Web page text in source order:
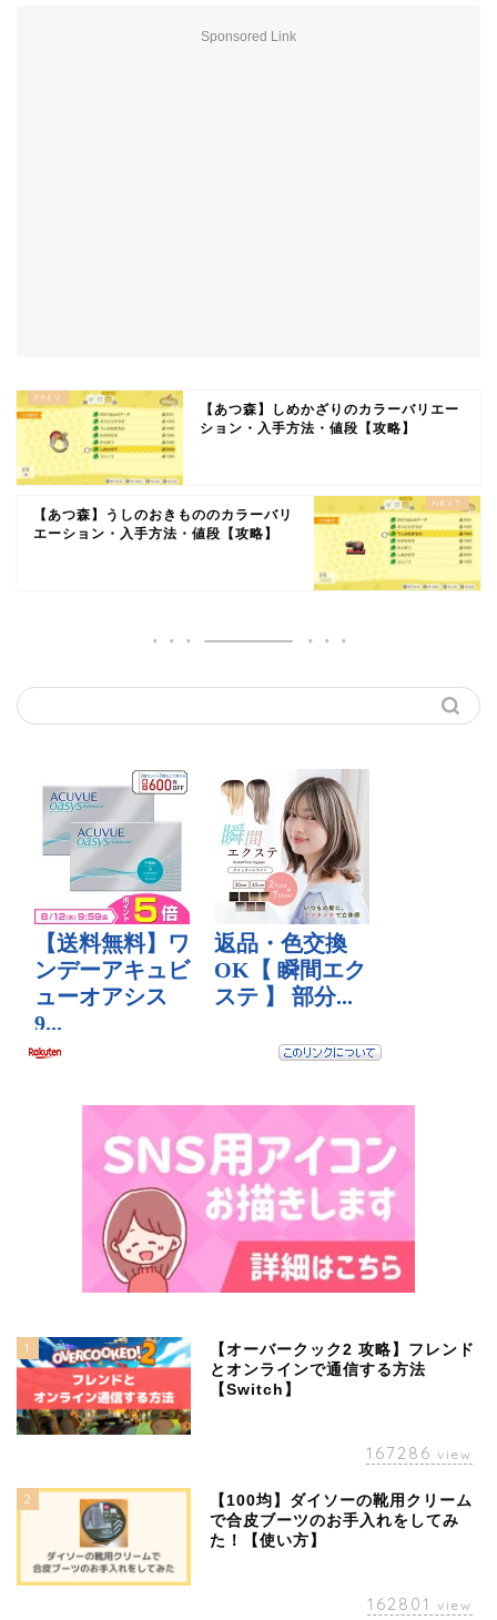
Sponsored Link
【あつ森】しめかざりのカラーバリエー
ション・入手方法・値段【攻略】
【あつ森】うしのおきもののカラーバリ
エーション・入手方法・値段【攻略】
1
【オーバークック2 攻略】フレンド
とオンラインで通信する方法
【Switch】
167286 view
2
【100均】ダイソーの靴用クリーム
で合皮ブーツのお手入れをしてみ
た！【使い方】
162801 view